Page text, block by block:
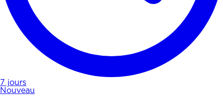
7 jours
Nouveau